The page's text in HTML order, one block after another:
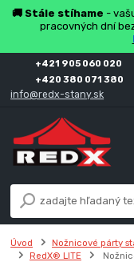
🚚 Stále stíhame -
pracovných dní
+421 905 060 020
+420 380 071 380
info@redx-stany.sk
Úvod Nožnicové párty
RedX® LITE